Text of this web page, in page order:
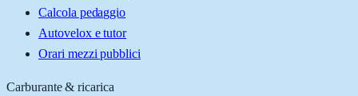
Calcola pedaggio
Autovelox e tutor
Orari mezzi pubblici
Carburante & ricarica